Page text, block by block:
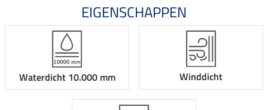
EIGENSCHAPPEN
Waterdicht 10.000 mm Winddicht